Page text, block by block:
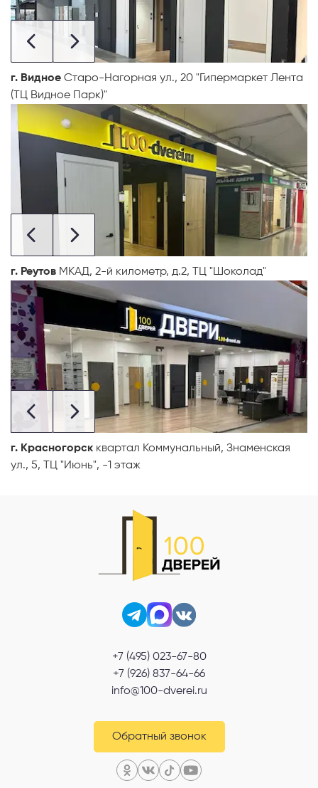
г. Видное Старо-Нагорная ул., 20 "Гипермаркет Лента
(ТЦ Видное Парк)"
г. Реутов МКАД, 2-й километр, д.2, ТЦ "Шоколад"
г. Красногорск квартал Коммунальный, Знаменская
ул., 5, ТЦ "Июнь", -1 этаж
+7 (495) 023-67-80
+7 (926) 837-64-66
info@100-dverei.ru
Обратный звонок